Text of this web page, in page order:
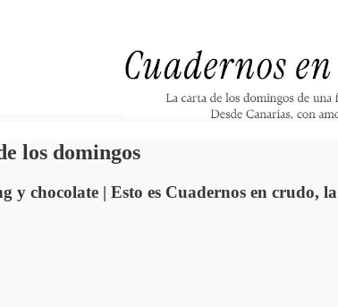
los domingos
y chocolate | Esto es Cuadernos en crudo,